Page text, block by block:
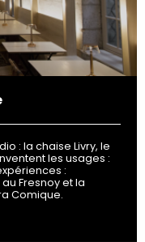
: la chaise Livry, le
les usages :
:
Fresnoy et la
Comique.